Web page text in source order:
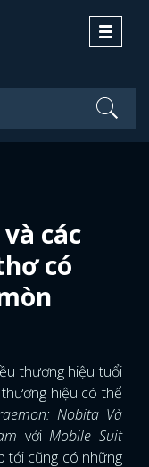
Toggle
các
có
thương hiệu tuổi
hiệu có thể
Nobita Và
vớiMobile Suit
tới cũng có những